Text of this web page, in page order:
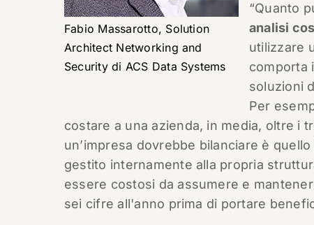
Fabio Massarotto, Solution
Architect Networking and
Security di ACS Data Systems
“Quanto
analisi
utilizzare
comporta
soluzioni
Per
costare a una azienda, in media, oltre i
un’impresa dovrebbe bilanciare è
gestito internamente alla propria
essere costosi da assumere e
sei cifre all'anno prima di portare